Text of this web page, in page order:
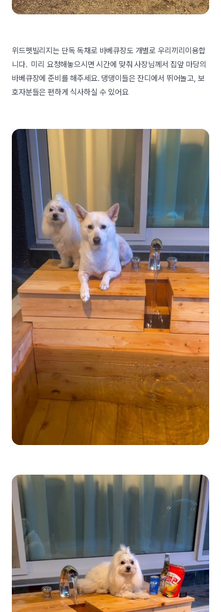
위드펫빌리지는 단독 독채로 바베큐장도 개별로 우리끼리이용합
니다. 미리 요청해놓으시면 시간에 맞춰 사장님께서 집앞 마당의
바베큐장에 준비를 해주세요. 댕댕이들은 잔디에서 뛰어놀고, 보
호자분들은 편하게 식사하실 수 있어요